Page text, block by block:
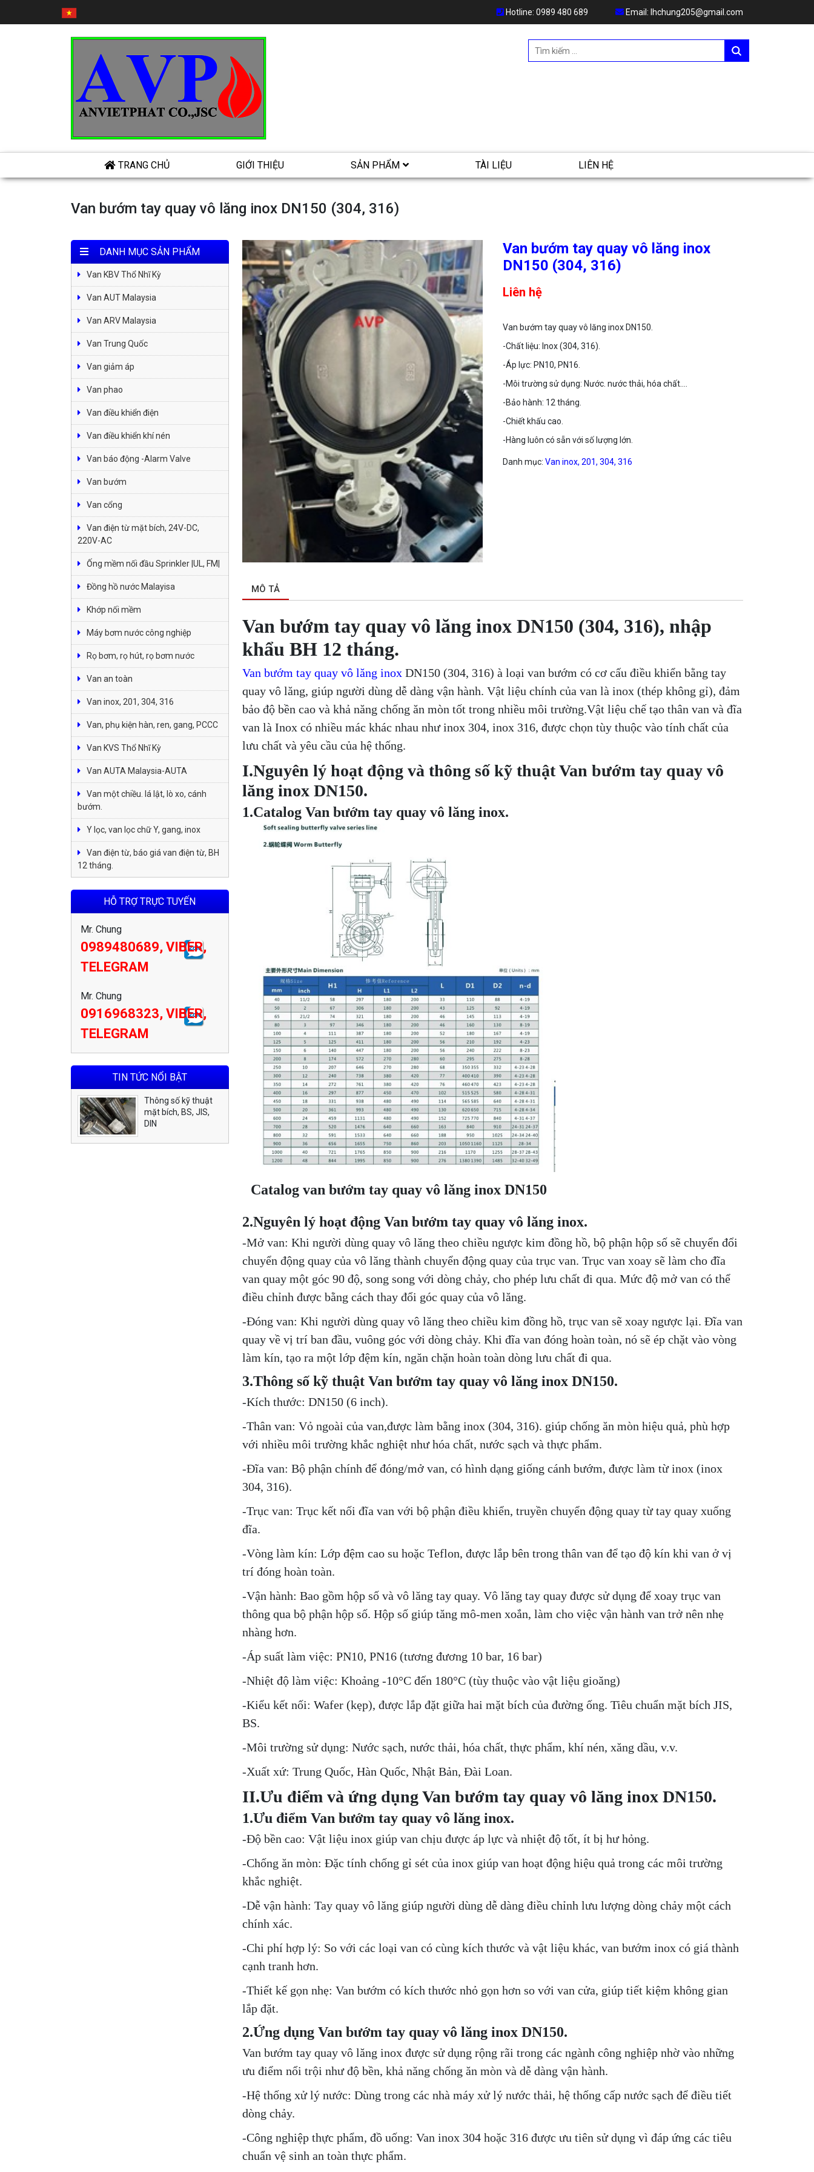
Email: lhchung205@gmail.com
Hotline: 0989 480 689
TRANG CHỦ GIỚI THIỆU SẢN PHẨM TÀI LIỆU LIÊN HỆ
Van bướm tay quay vô lăng inox DN150 (304, 316)
Van bướm tay quay vô lăng inox
DN150 (304, 316)
Liên hệ
Van bướm tay quay vô lăng inox DN150.
-Chất liệu: Inox (304, 316).
-Áp lực: PN10, PN16.
-Môi trường sử dụng: Nước. nước thải, hóa chất….
-Bảo hành: 12 tháng.
-Chiết khấu cao.
-Hàng luôn có sẵn với số lượng lớn.
Danh mục:Van inox, 201, 304, 316
MÔ TẢ
Van bướm tay quay vô lăng inox DN150 (304, 316), nhập
khẩu BH 12 tháng.
Van bướm tay quay vô lăng inox DN150 (304, 316) à loại van bướm có cơ cấu điều khiển bằng tay
quay vô lăng, giúp người dùng dễ dàng vận hành. Vật liệu chính của van là inox (thép không gỉ), đảm
bảo độ bền cao và khả năng chống ăn mòn tốt trong nhiều môi trường.Vật liệu chế tạo thân van và đĩa
van là Inox có nhiều mác khác nhau như inox 304, inox 316, được chọn tùy thuộc vào tính chất của
lưu chất và yêu cầu của hệ thống.
I.Nguyên lý hoạt động và thông số kỹ thuật Van bướm tay quay vô
lăng inox DN150.
1.Catalog Van bướm tay quay vô lăng inox.
Catalog van bướm tay quay vô lăng inox DN150
2.Nguyên lý hoạt động Van bướm tay quay vô lăng inox.
-Mở van: Khi người dùng quay vô lăng theo chiều ngược kim đồng hồ, bộ phận hộp số sẽ chuyển đổi
chuyển động quay của vô lăng thành chuyển động quay của trục van. Trục van xoay sẽ làm cho đĩa
van quay một góc 90 độ, song song với dòng chảy, cho phép lưu chất đi qua. Mức độ mở van có thể
điều chỉnh được bằng cách thay đổi góc quay của vô lăng.
-Đóng van: Khi người dùng quay vô lăng theo chiều kim đồng hồ, trục van sẽ xoay ngược lại. Đĩa van
quay về vị trí ban đầu, vuông góc với dòng chảy. Khi đĩa van đóng hoàn toàn, nó sẽ ép chặt vào vòng
làm kín, tạo ra một lớp đệm kín, ngăn chặn hoàn toàn dòng lưu chất đi qua.
3.Thông số kỹ thuật Van bướm tay quay vô lăng inox DN150.
-Kích thước: DN150 (6 inch).
-Thân van: Vỏ ngoài của van,được làm bằng inox (304, 316). giúp chống ăn mòn hiệu quả, phù hợp
với nhiều môi trường khắc nghiệt như hóa chất, nước sạch và thực phẩm.
-Đĩa van: Bộ phận chính để đóng/mở van, có hình dạng giống cánh bướm, được làm từ inox (inox
304, 316).
-Trục van: Trục kết nối đĩa van với bộ phận điều khiển, truyền chuyển động quay từ tay quay xuống
đĩa.
-Vòng làm kín: Lớp đệm cao su hoặc Teflon, được lắp bên trong thân van để tạo độ kín khi van ở vị
trí đóng hoàn toàn.
-Vận hành: Bao gồm hộp số và vô lăng tay quay. Vô lăng tay quay được sử dụng để xoay trục van
thông qua bộ phận hộp số. Hộp số giúp tăng mô-men xoắn, làm cho việc vận hành van trở nên nhẹ
nhàng hơn.
-Áp suất làm việc: PN10, PN16 (tương đương 10 bar, 16 bar)
-Nhiệt độ làm việc: Khoảng -10°C đến 180°C (tùy thuộc vào vật liệu gioăng)
-Kiểu kết nối: Wafer (kẹp), được lắp đặt giữa hai mặt bích của đường ống. Tiêu chuẩn mặt bích JIS,
BS.
-Môi trường sử dụng: Nước sạch, nước thải, hóa chất, thực phẩm, khí nén, xăng dầu, v.v.
-Xuất xứ: Trung Quốc, Hàn Quốc, Nhật Bản, Đài Loan.
II.Ưu điểm và ứng dụng Van bướm tay quay vô lăng inox DN150.
1.Ưu điểm Van bướm tay quay vô lăng inox.
-Độ bền cao: Vật liệu inox giúp van chịu được áp lực và nhiệt độ tốt, ít bị hư hỏng.
-Chống ăn mòn: Đặc tính chống gỉ sét của inox giúp van hoạt động hiệu quả trong các môi trường
khắc nghiệt.
-Dễ vận hành: Tay quay vô lăng giúp người dùng dễ dàng điều chỉnh lưu lượng dòng chảy một cách
chính xác.
-Chi phí hợp lý: So với các loại van có cùng kích thước và vật liệu khác, van bướm inox có giá thành
cạnh tranh hơn.
-Thiết kế gọn nhẹ: Van bướm có kích thước nhỏ gọn hơn so với van cửa, giúp tiết kiệm không gian
lắp đặt.
2.Ứng dụng Van bướm tay quay vô lăng inox DN150.
Van bướm tay quay vô lăng inox được sử dụng rộng rãi trong các ngành công nghiệp nhờ vào những
ưu điểm nổi trội như độ bền, khả năng chống ăn mòn và dễ dàng vận hành.
-Hệ thống xử lý nước: Dùng trong các nhà máy xử lý nước thải, hệ thống cấp nước sạch để điều tiết
dòng chảy.
-Công nghiệp thực phẩm, đồ uống: Van inox 304 hoặc 316 được ưu tiên sử dụng vì đáp ứng các tiêu
chuẩn vệ sinh an toàn thực phẩm.
DANH MỤC SẢN PHẨM
Van KBV Thổ Nhĩ Kỳ
Van AUT Malaysia
Van ARV Malaysia
Van Trung Quốc
Van giảm áp
Van phao
Van điều khiển điện
Van điều khiển khí nén
Van báo động -Alarm Valve
Van bướm
Van cổng
Van điện từ mặt bích, 24V-DC,
220V-AC
Ống mềm nối đầu Sprinkler |UL, FM|
Đồng hồ nước Malayisa
Khớp nối mềm
Máy bơm nước công nghiệp
Rọ bơm, rọ hút, rọ bơm nước
Van an toàn
Van inox, 201, 304, 316
Van, phụ kiện hàn, ren, gang, PCCC
Van KVS Thổ Nhĩ Kỳ
Van AUTA Malaysia-AUTA
Van một chiều. lá lật, lò xo, cánh
bướm.
Y lọc, van lọc chữ Y, gang, inox
Van điện từ, báo giá van điện từ, BH
12 tháng.
HỖ TRỢ TRỰC TUYẾN
Mr. Chung
0989480689, VIBER,
TELEGRAM
Mr. Chung
0916968323, VIBER,
TELEGRAM
TIN TỨC NỔI BẬT
Thông số kỹ thuật
mặt bích, BS, JIS,
DIN